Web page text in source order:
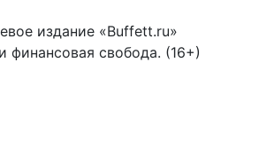
издание «Buffett.ru»
финансовая свобода. (16+)